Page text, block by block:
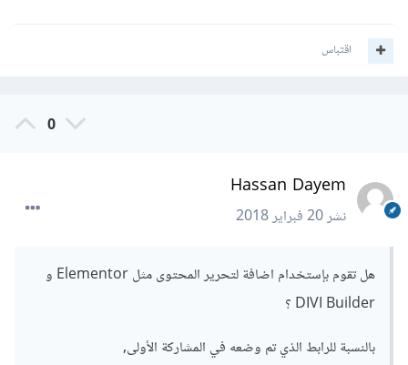
اقتباس
0
Hassan Dayem
نشر20 فبراير 2018
هل تقوم بإستخدام اضافة لتحرير المحتوى مثل Elementor و
DIVI Builder ؟
بالنسبة للرابط الذي تم وضعه في المشاركة الأولى,